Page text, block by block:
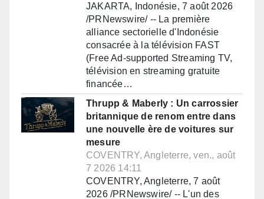
JAKARTA, Indonésie, 7 août 2026
/PRNewswire/ -- La première
alliance sectorielle d'Indonésie
consacrée à la télévision FAST
(Free Ad-supported Streaming TV,
télévision en streaming gratuite
financée…
Thrupp & Maberly : Un carrossier
britannique de renom entre dans
une nouvelle ère de voitures sur
mesure
COVENTRY, Angleterre, ven., août
7 2026 14:11
COVENTRY, Angleterre, 7 août
2026 /PRNewswire/ -- L'un des